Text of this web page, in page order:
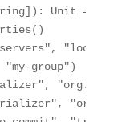
Unit = {
"my-group")